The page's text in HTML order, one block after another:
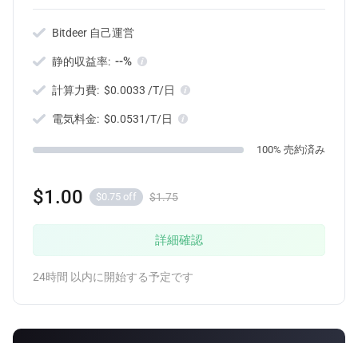
Bitdeer 自己運営
静的収益率: --%
計算力費: $0.0033 /T/日
電気料金: $0.0531/T/日
100% 売約済み
$1.00 $0.75 off $1.75
詳細確認
24時間 以内に開始する予定です